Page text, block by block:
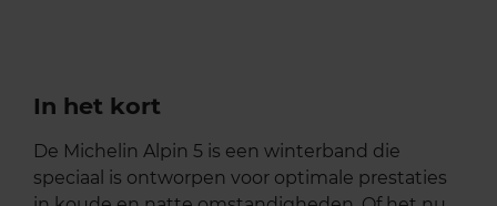
In het kort
De Michelin Alpin 5 is een winterband die
speciaal is ontworpen voor optimale prestaties